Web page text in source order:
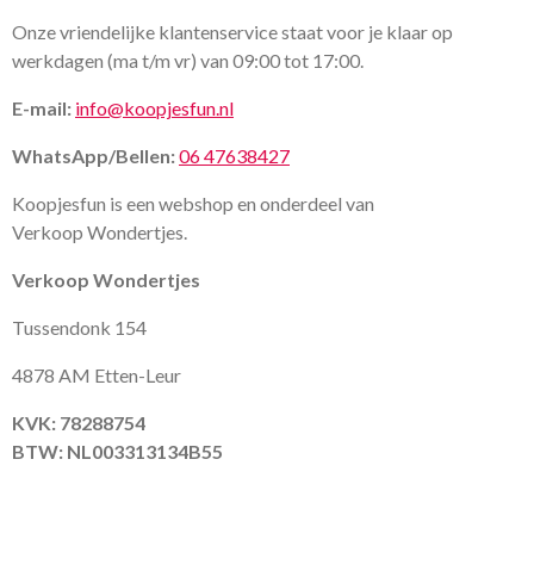
Onze vriendelijke klantenservice staat voor je klaar op
werkdagen (ma t/m vr) van 09:00 tot 17:00.
E-mail: info@koopjesfun.nl
WhatsApp/Bellen:06 47638427
Koopjesfun is een webshop en onderdeel van
Verkoop Wondertjes.
Verkoop Wondertjes
Tussendonk 154
4878 AM Etten-Leur
KVK: 78288754
BTW: NL003313134B55